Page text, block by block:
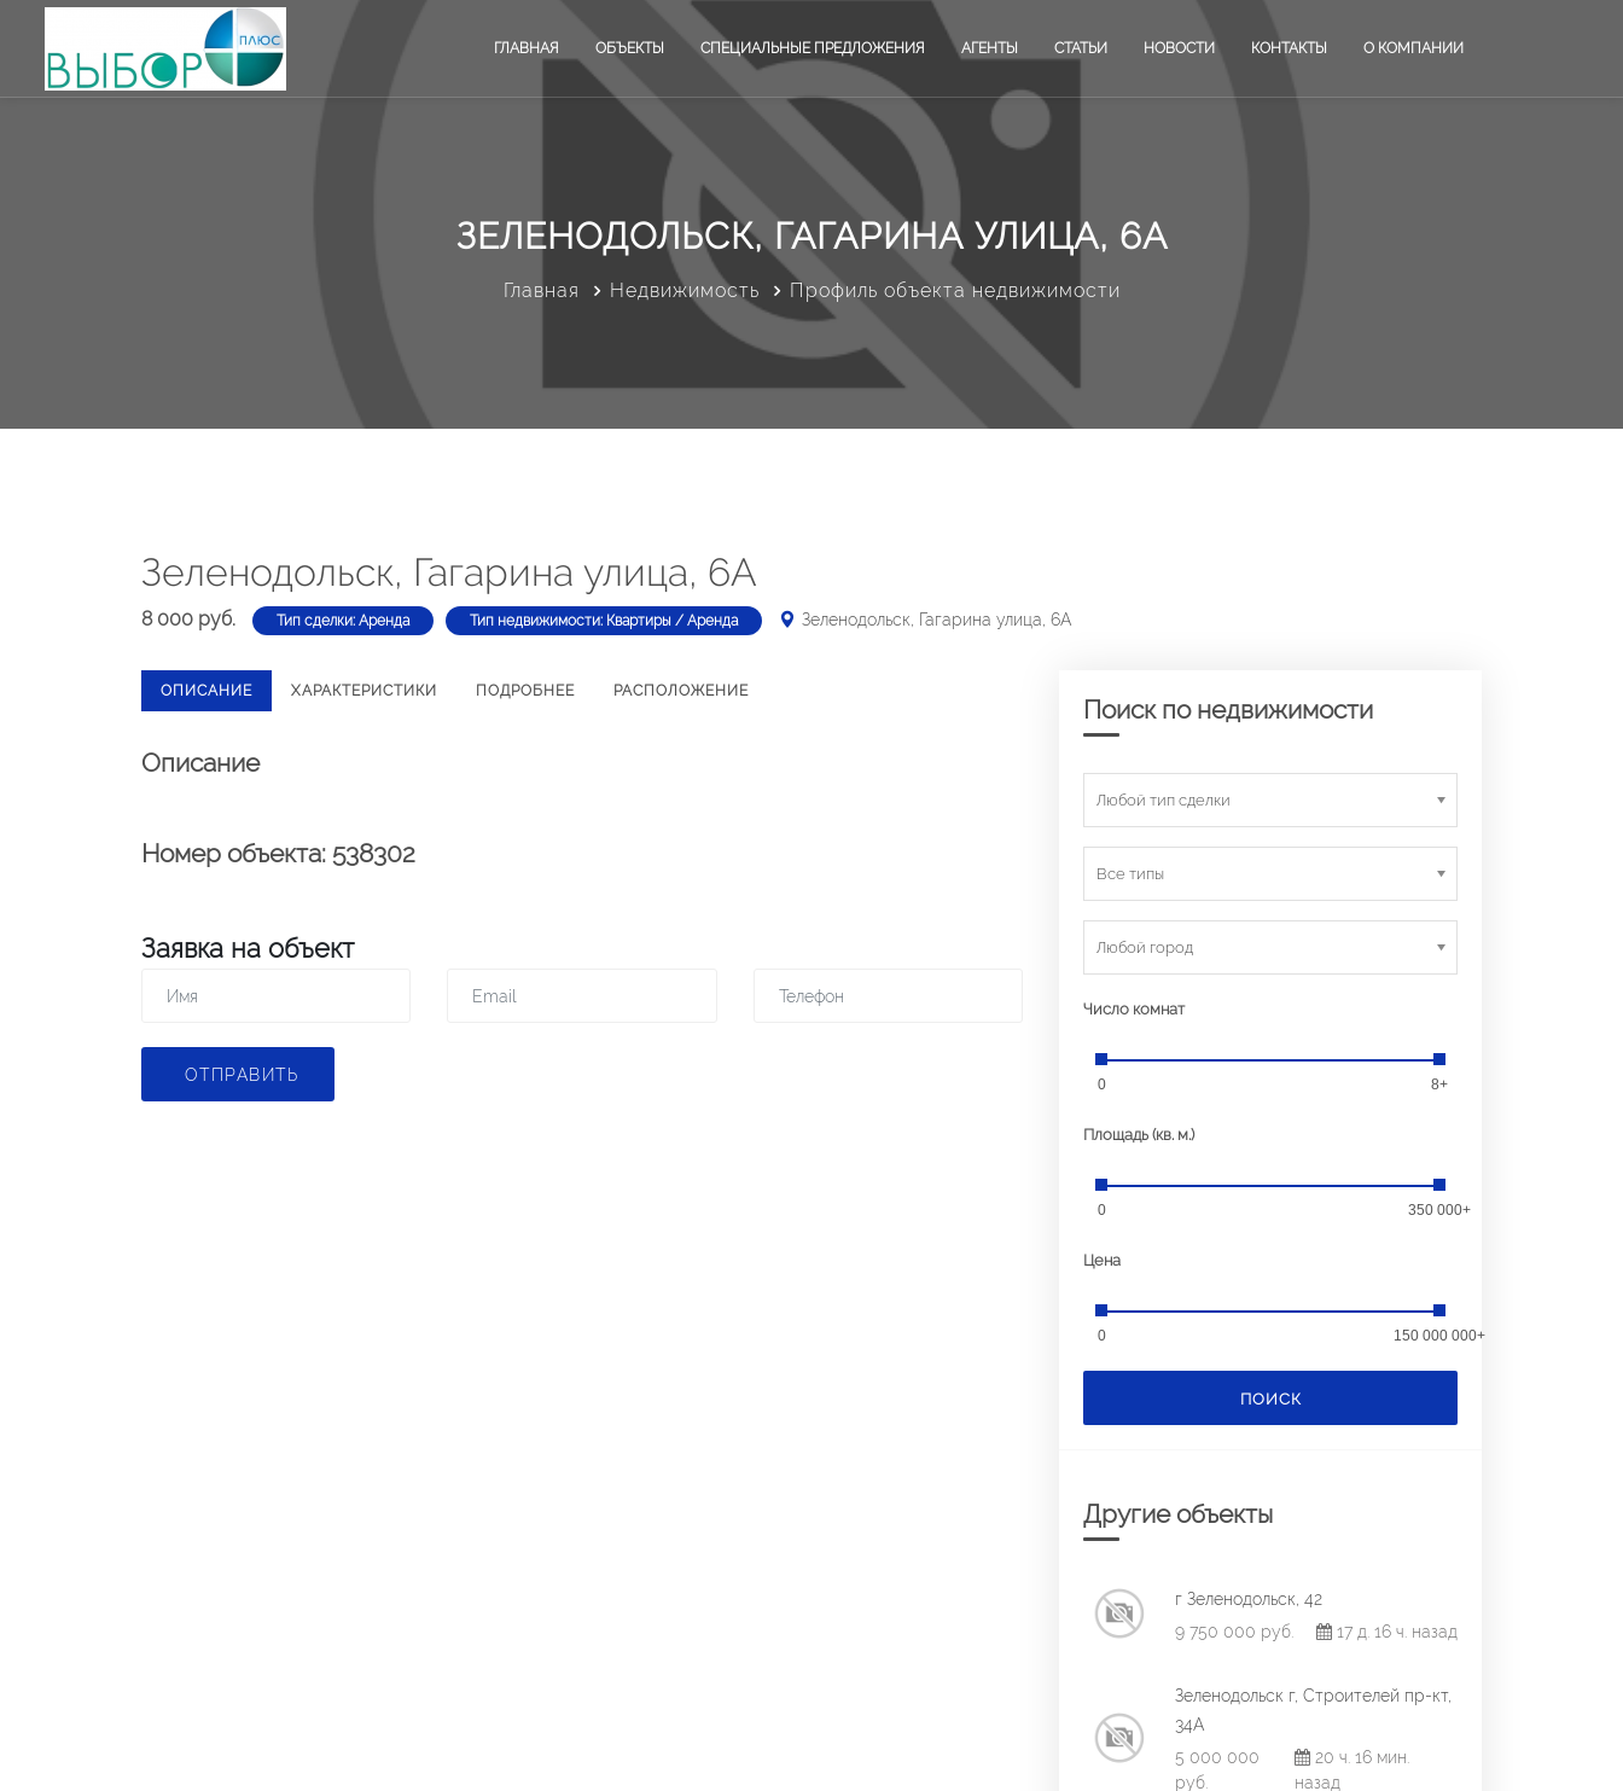
ГЛАВНАЯ ОБЪЕКТЫ СПЕЦИАЛЬНЫЕ ПРЕДЛОЖЕНИЯ АГЕНТЫ СТАТЬИ НОВОСТИ КОНТАКТЫ О КОМПАНИИ
ЗЕЛЕНОДОЛЬСК, ГАГАРИНА УЛИЦА, 6А
Главная Недвижимость Профиль объекта недвижимости
Зеленодольск, Гагарина улица, 6А
8 000 руб. Тип сделки: Аренда Тип недвижимости: Квартиры / Аренда Зеленодольск, Гагарина улица, 6А
ОПИСАНИЕ ХАРАКТЕРИСТИКИ ПОДРОБНЕЕ РАСПОЛОЖЕНИЕ
Описание
Номер объекта: 538302
Заявка на объект
ОТПРАВИТЬ
Поиск по недвижимости
Любой тип сделки
Все типы
Любой город
Число комнат
0 8+
Площадь (кв. м.)
0 350 000+
Цена
0 150 000 000+
ПОИСК
Другие объекты
г Зеленодольск, 42
9 750 000 руб.
17 д. 16 ч. назад
Зеленодольск г, Строителей пр-кт,
34А
5 000 000
руб.
20 ч. 16 мин.
назад